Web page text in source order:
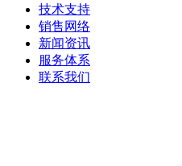
技术支持
销售网络
新闻资讯
服务体系
联系我们